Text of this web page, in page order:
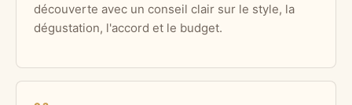
découverte avec un conseil clair sur le style, la
dégustation, l'accord et le budget.